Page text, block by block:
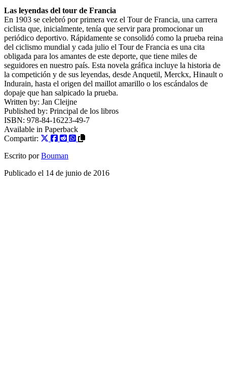
Las leyendas del tour de Francia
En 1903 se celebró por primera vez el Tour de Francia, una carrera
ciclista que, inicialmente, tenía que servir para promocionar un
periódico deportivo. Rápidamente se consolidó como la prueba reina
del ciclismo mundial y cada julio el Tour de Francia es una cita
obligada para los amantes de este deporte, que tiene miles de
seguidores en nuestro país. Esta novela gráfica incluye la historia de
la competición y de sus leyendas, desde Anquetil, Merckx, Hinault o
Indurain, hasta el origen del maillot amarillo o los escándalos de
dopaje que han salpicado la prueba.
Written by: Jan Cleijne
Published by: Principal de los libros
ISBN: 978-84-16223-49-7
Available in Paperback
Compartir:
Escrito por Bouman
Publicado el 14 de junio de 2016